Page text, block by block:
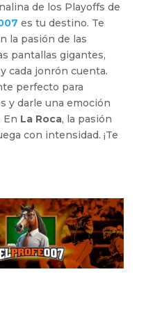
de los Playoffs de
es tu destino. Te
la pasión de las
pantallas gigantes,
cada jonrón cuenta.
perfecto para
y darle una emoción
En La Roca, la pasión
con intensidad. ¡Te